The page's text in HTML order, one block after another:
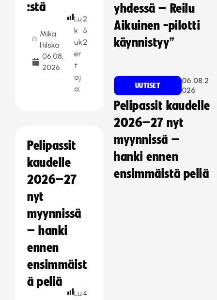
:stä
Mika
Hilska
06.08.
2026
Lu
k
uk
er
t
oj
a:
2
5
2
Pelipassit
kaudelle
2026–27
nyt
myynnissä
– hanki
ennen
ensimmäist
ä peliä
Lu 4
yhdessä – Reilu
Aikuinen -pilotti
käynnistyy”
UUTISET
06.08.2
026
Pelipassit kaudelle
2026–27 nyt
myynnissä –
hanki ennen
ensimmäistä peliä